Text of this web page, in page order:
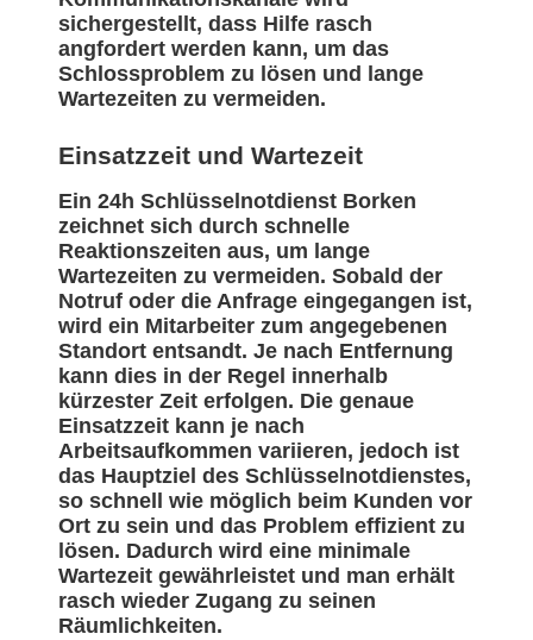
sichergestellt, dass Hilfe rasch
angfordert werden kann, um das
Schlossproblem zu lösen und lange
Wartezeiten zu vermeiden.
Einsatzzeit und Wartezeit
Ein 24h Schlüsselnotdienst Borken
zeichnet sich durch schnelle
Reaktionszeiten aus, um lange
Wartezeiten zu vermeiden. Sobald der
Notruf oder die Anfrage eingegangen ist,
wird ein Mitarbeiter zum angegebenen
Standort entsandt. Je nach Entfernung
kann dies in der Regel innerhalb
kürzester Zeit erfolgen. Die genaue
Einsatzzeit kann je nach
Arbeitsaufkommen variieren, jedoch ist
das Hauptziel des Schlüsselnotdienstes,
so schnell wie möglich beim Kunden vor
Ort zu sein und das Problem effizient zu
lösen. Dadurch wird eine minimale
Wartezeit gewährleistet und man erhält
rasch wieder Zugang zu seinen
Räumlichkeiten.